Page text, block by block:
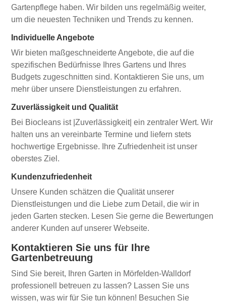
Gartenpflege haben. Wir bilden uns regelmäßig weiter,
um die neuesten Techniken und Trends zu kennen.
Individuelle Angebote
Wir bieten maßgeschneiderte Angebote, die auf die
spezifischen Bedürfnisse Ihres Gartens und Ihres
Budgets zugeschnitten sind. Kontaktieren Sie uns, um
mehr über unsere Dienstleistungen zu erfahren.
Zuverlässigkeit und Qualität
Bei Biocleans ist |Zuverlässigkeit| ein zentraler Wert. Wir
halten uns an vereinbarte Termine und liefern stets
hochwertige Ergebnisse. Ihre Zufriedenheit ist unser
oberstes Ziel.
Kundenzufriedenheit
Unsere Kunden schätzen die Qualität unserer
Dienstleistungen und die Liebe zum Detail, die wir in
jeden Garten stecken. Lesen Sie gerne die Bewertungen
anderer Kunden auf unserer Webseite.
Kontaktieren Sie uns für Ihre
Gartenbetreuung
Sind Sie bereit, Ihren Garten in Mörfelden-Walldorf
professionell betreuen zu lassen? Lassen Sie uns
wissen, was wir für Sie tun können! Besuchen Sie